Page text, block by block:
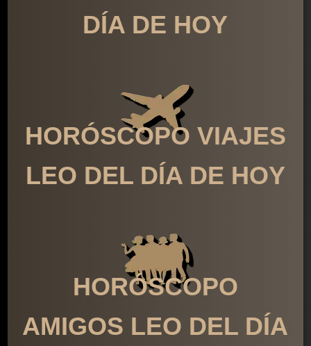
DÍA DE HOY
HORÓSCOPO VIAJES
LEO DEL DÍA DE HOY
HORÓSCOPO
AMIGOS LEO DEL DÍA